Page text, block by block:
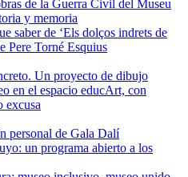
de la Guerra Civil del Museu
y memoria
saber de ‘Els dolços indrets de
Pere Torné Esquius
Un proyecto de dibujo
en el espacio educArt, con
excusa
personal de Gala Dalí
un programa abierto a los